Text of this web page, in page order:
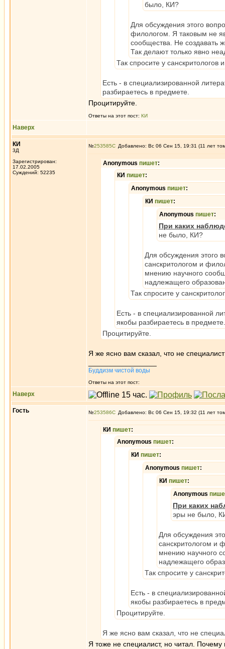
было, КИ?
Для обсуждения этого
филологом. Я таковым не
сообщества. Не создавать
Так делают только явно
Так спросите у санскритологов
Есть - в специализированной
разбираетесь в предмете.
Процитируйте.
Ответы на этот пост: КИ
Наверх
КИ
3Д
Зарегистрирован:
17.02.2005
Суждений: 52235
№253585 Добавлено: Вс 06 Сен 15, 19:31 (11 лет
Anonymous пишет:
КИ пишет:
Anonymous пишет:
КИ пишет:
Anonymous пишет:
При каких
не было, КИ?
Для обсуждения этого
санскритологом и
мнению научного
надлежащего
Так спросите у
Есть - в специализированной
якобы разбираетесь в предмете.
Процитируйте.
Я же ясно вам сказал, что не
Буддизм чистой воды
Ответы на этот пост:
Наверх
Гость №253586 Добавлено: Вс 06 Сен 15, 19:32 (11 лет
КИ пишет:
Anonymous пишет:
КИ пишет:
Anonymous пишет:
КИ пишет:
Anonymous
При каких
эры не было,
Для обсуждения
санскритологом и
мнению научного
надлежащего
Так спросите у
Есть - в
якобы разбираетесь в
Процитируйте.
Я же ясно вам сказал, что не
Я тоже не специалист, но читал.